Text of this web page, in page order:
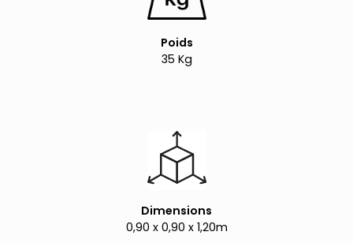
Poids
35 Kg
Dimensions
0,90 x 0,90 x 1,20m